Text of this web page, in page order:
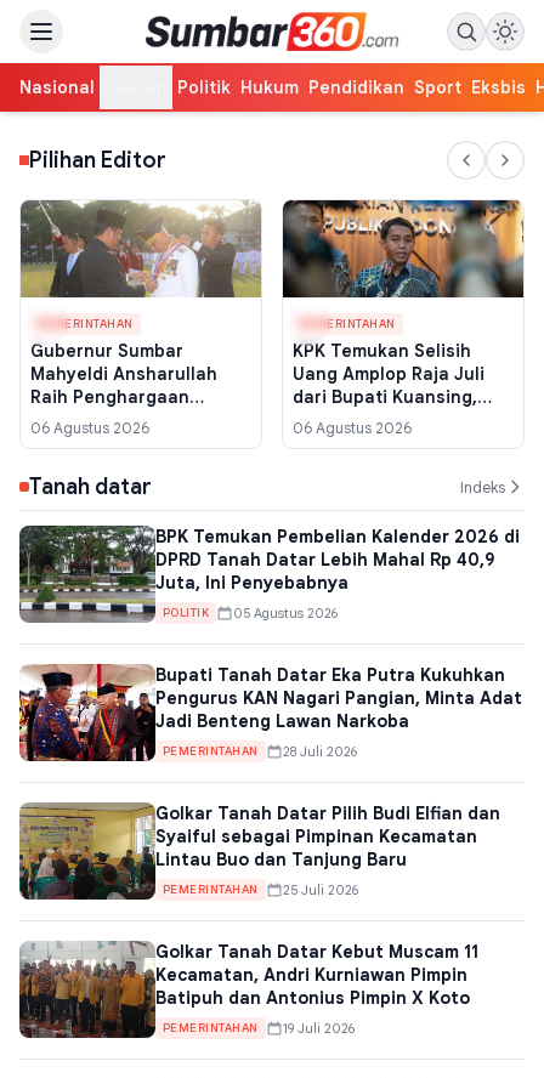
Nasional Politik Hukum Pendidikan Sport Eksbis
Pilihan Editor
PEMERINTAHAN
Gubernur Sumbar
Mahyeldi Ansharullah
Raih Penghargaan
Kartika Pamong Praja
Madya dari IPDN, Ini
06 Agustus 2026
PEMERINTAHAN
KPK Temukan Selisih
Uang Amplop Raja Juli
dari Bupati Kuansing,
Pengembalian Diduga
Tak Utuh
06 Agustus 2026
Tanah datar Indeks
BPK Temukan Pembelian Kalender 2026 di
DPRD Tanah Datar Lebih Mahal Rp 40,9
Juta, Ini Penyebabnya
POLITIK 05 Agustus 2026
Bupati Tanah Datar Eka Putra Kukuhkan
Pengurus KAN Nagari Pangian, Minta Adat
Jadi Benteng Lawan Narkoba
PEMERINTAHAN 28 Juli 2026
Golkar Tanah Datar Pilih Budi Elfian dan
Syaiful sebagai Pimpinan Kecamatan
Lintau Buo dan Tanjung Baru
PEMERINTAHAN 25 Juli 2026
Golkar Tanah Datar Kebut Muscam 11
Kecamatan, Andri Kurniawan Pimpin
Batipuh dan Antonius Pimpin X Koto
PEMERINTAHAN 19 Juli 2026